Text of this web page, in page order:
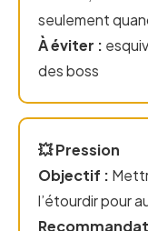
seulement
À éviter :
des boss
💥 Pression
Objectif :
l’étourdir pour